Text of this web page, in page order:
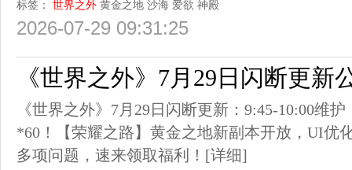
标签： 世界之外 黄金之地 沙海 爱欲 神殿
2026-07-29 09:31:25
《世界之外》7月29日闪断更新
《世界之外》7月29日闪断更新：9:45-10:00维
*60！【荣耀之路】黄金之地新副本开放，UI优
多项问题，速来领取福利！ [详细]